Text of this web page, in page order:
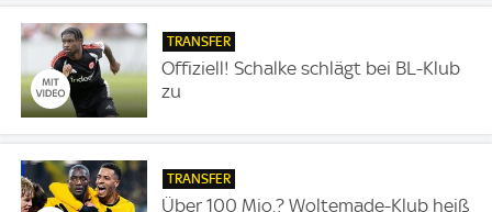
TRANSFER
Offiziell! Schalke schlägt bei BL-Klub
zu
TRANSFER
Über 100 Mio.? Woltemade-Klub heiß